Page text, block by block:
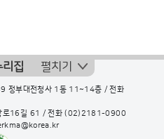
리집 펼치기
정부대전청사 1동 11~14층 / 전화
로16길 61 / 전화(02)2181-0900